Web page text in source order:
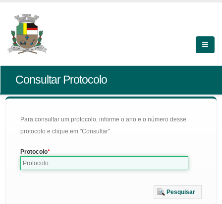
Consultar Protocolo
Para consultar um protocolo, informe o ano e o número desse
protocolo e clique em "Consultar".
Protocolo
Pesquisar